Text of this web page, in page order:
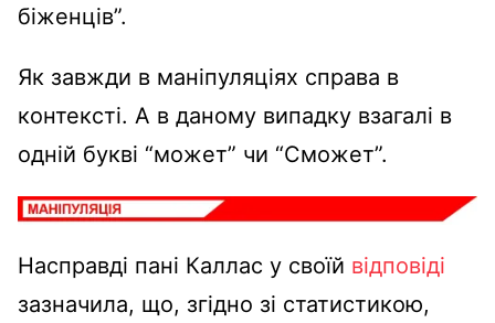
біженців”.
Як завжди в маніпуляціях справа в
контексті. А в даному випадку взагалі в
одній букві “может” чи “Сможет”.
Насправді пані Каллас у своїй відповіді
зазначила, що, згідно зі статистикою,